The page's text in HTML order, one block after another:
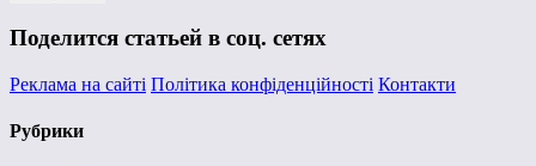
Поделится статьей в соц. сетях
Реклама на сайті Політика конфіденційності Контакти
Рубрики